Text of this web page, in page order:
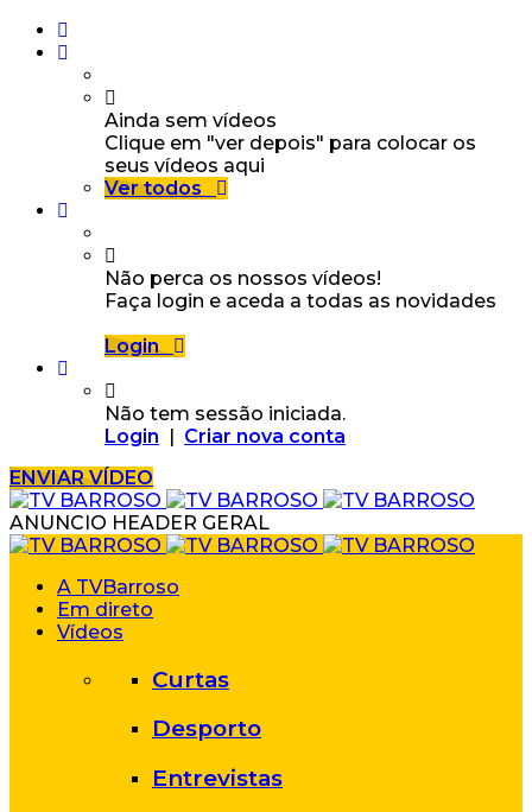
Ainda sem vídeos
Clique em "ver depois" para colocar os
seus vídeos aqui
Ver todos
Não perca os nossos vídeos!
Faça login e aceda a todas as novidades
Login
Não tem sessão iniciada.
Login | Criar nova conta
ENVIAR VÍDEO
ANUNCIO HEADER GERAL
A TVBarroso
Em direto
Vídeos
Curtas
Desporto
Entrevistas